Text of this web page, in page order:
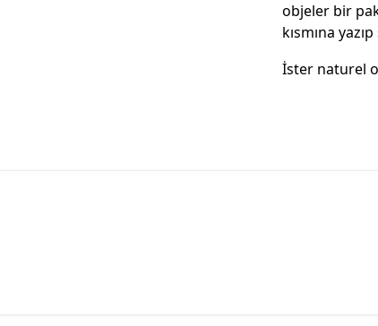
objeler bir
kısmına
İster naturel